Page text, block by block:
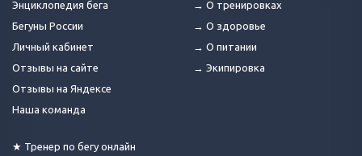
Энциклопедия бега
Бегуны России
Личный кабинет
Отзывы на сайте
Отзывы на Яндексе
Наша команда
★ Тренер по бегу онлайн
→ О тренировках
→ О здоровье
→ О питании
→ Экипировка